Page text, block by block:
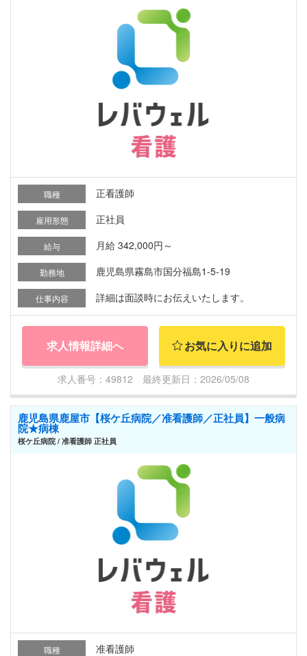
職種 正看護師
雇用形態 正社員
給与 月給 342,000円～
勤務地 鹿児島県霧島市国分福島1-5-19
仕事内容 詳細は面談時にお伝えいたします。
求人情報詳細へ お気に入りに追加
求人番号：49812 最終更新日：2026/05/08
鹿児島県鹿屋市【桜ケ丘病院／准看護師／正社員】一般病
院★病棟
桜ケ丘病院 / 准看護師 正社員
職種 准看護師